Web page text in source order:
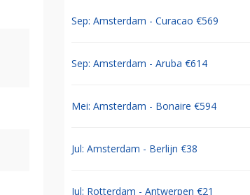
Sep: Amsterdam - Curacao €569
Sep: Amsterdam - Aruba €614
Mei: Amsterdam - Bonaire €594
Jul: Amsterdam - Berlijn €38
Jul: Rotterdam - Antwerpen €21